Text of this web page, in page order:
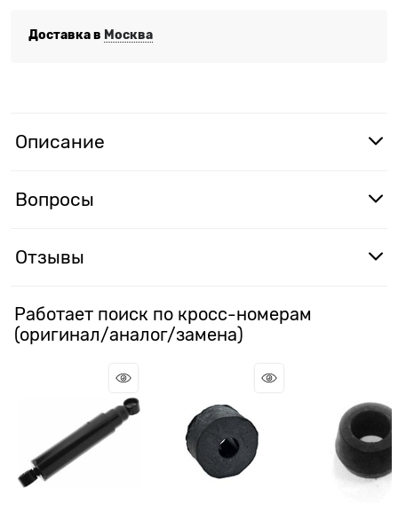
Доставка в Москва
Описание
Вопросы
Отзывы
Работает поиск по кросс-номерам
(оригинал/аналог/замена)